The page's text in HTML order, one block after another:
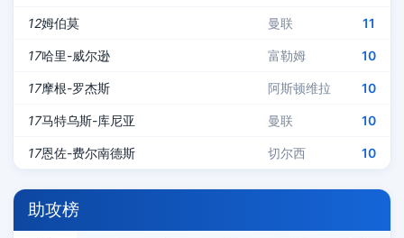
12姆伯莫 曼联 11
17哈里-威尔逊 富勒姆 10
17摩根-罗杰斯 阿斯顿维拉 10
17马特乌斯-库尼亚 曼联 10
17恩佐-费尔南德斯 切尔西 10
助攻榜